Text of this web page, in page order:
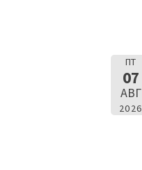
ПТ
07
АВГ
2026